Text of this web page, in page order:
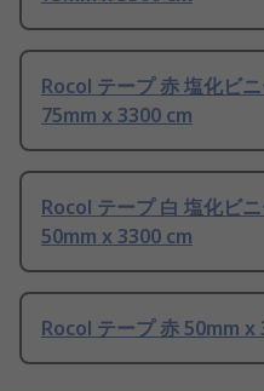
Rocol テープ 赤 塩化ビ
75mm x 3300 cm
Rocol テープ 白 塩化ビ
50mm x 3300 cm
Rocol テープ 赤 50mm x